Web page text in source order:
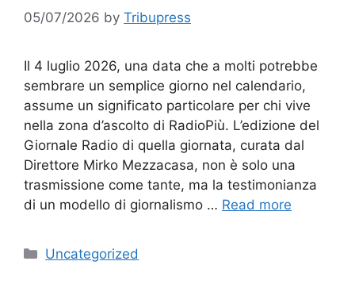
05/07/2026 by Tribupress
Il 4 luglio 2026, una data che a molti potrebbe
sembrare un semplice giorno nel calendario,
assume un significato particolare per chi vive
nella zona d’ascolto di RadioPiù. L’edizione del
Giornale Radio di quella giornata, curata dal
Direttore Mirko Mezzacasa, non è solo una
trasmissione come tante, ma la testimonianza
di un modello di giornalismo … Read more
Categories
Uncategorized